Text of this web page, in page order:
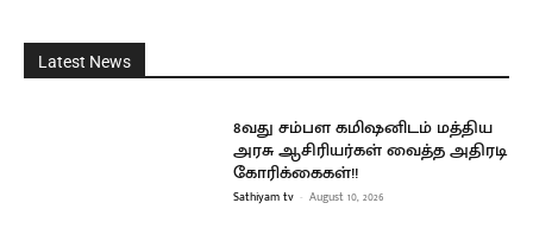
Latest News
8வது சம்பள கமிஷனிடம் மத்திய
அரசு ஆசிரியர்கள் வைத்த அதிரடி
கோரிக்கைகள்!!
Sathiyam tv - August 10, 2026